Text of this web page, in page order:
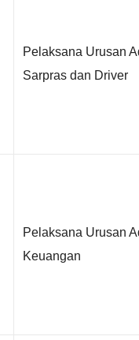
Pelaksana Urusan
Sarpras dan Driver
Pelaksana Urusan
Keuangan